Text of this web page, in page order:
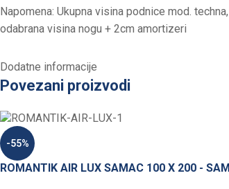
Napomena: Ukupna visina podnice mod.
odabrana visina nogu + 2cm amortizeri
Dodatne informacije
Povezani proizvodi
-55%
ROMANTIK AIR LUX SAMAC 100 X 200 -